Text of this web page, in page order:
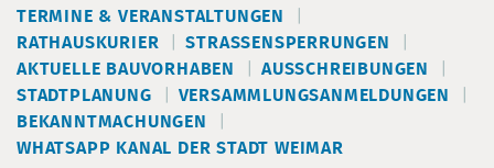
TERMINE & VERANSTALTUNGEN
RATHAUSKURIER
STRASSENSPERRUNGEN
AKTUELLE BAUVORHABEN
AUSSCHREIBUNGEN
STADTPLANUNG
VERSAMMLUNGSANMELDUNGEN
BEKANNTMACHUNGEN
WHATSAPP KANAL DER STADT WEIMAR